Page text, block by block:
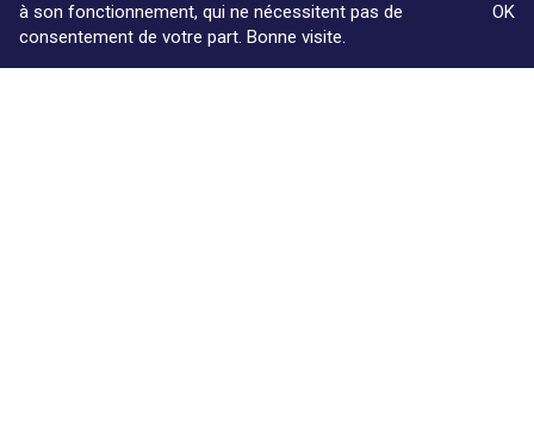
Le cabinet
Compétences
à son fonctionnement, qui ne nécessitent pas de
consentement de votre part. Bonne visite.
OK